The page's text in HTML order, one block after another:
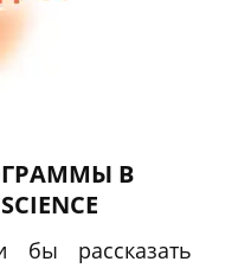
В
бы рассказать